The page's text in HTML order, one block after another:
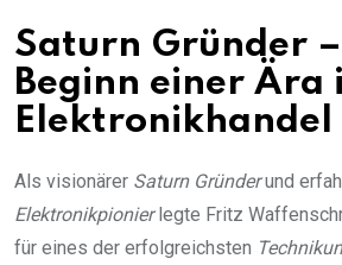
Saturn Gründer
Beginn einer Ära
Elektronikhandel
Als visionärer Saturn Gründerund
Elektronikpionierlegte Fritz
für eines der erfolgreichsten